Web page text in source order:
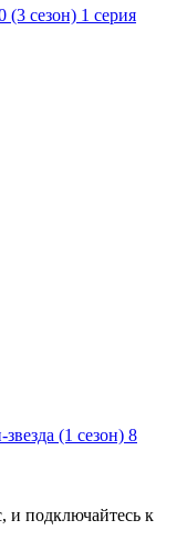
(3 сезон) 1 серия
(1 сезон) 8
и подключайтесь к